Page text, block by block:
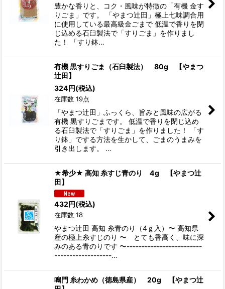
豊かな香りと、コク・風味が特徴の「有機 金す
りごま」です。 「やまつ辻田」極上七味調合用
に使用している最高級金ごまで 低温で香りを閉
じ込める石臼製法で「すりごま」を作りまし
た！ 「すり鉢…
有機 黒すりごま（石臼製法） 80g 【やまつ
辻田】
324円(税込)
在庫数 19点
「やまつ辻田」ふっくら、旨みと風味の広がる
有機 黒すりごまです。 低温で香りを閉じ込め
る石臼製法で「すりごま」を作りました！ 「す
り鉢」でする方法を生かして、ごまのうまみを
引き出します。 …
★希少★ 高知 糸すじ青のり 4g 【やまつ辻
田】
432円(税込)
在庫数 18
やまつ辻田 高知 糸青のり（4ｇ入）〜 高知県
産の極上糸すじのり 〜 とても香高く、味に深
みのある青のりです 〜-------------------------
-------------------…
鳴門 糸わかめ（徳島県産） 20g 【やまつ辻